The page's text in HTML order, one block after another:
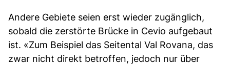
Andere Gebiete seien erst wieder zugänglich,
sobald die zerstörte Brücke in Cevio aufgebaut
ist. «Zum Beispiel das Seitental Val Rovana, das
zwar nicht direkt betroffen, jedoch nur über